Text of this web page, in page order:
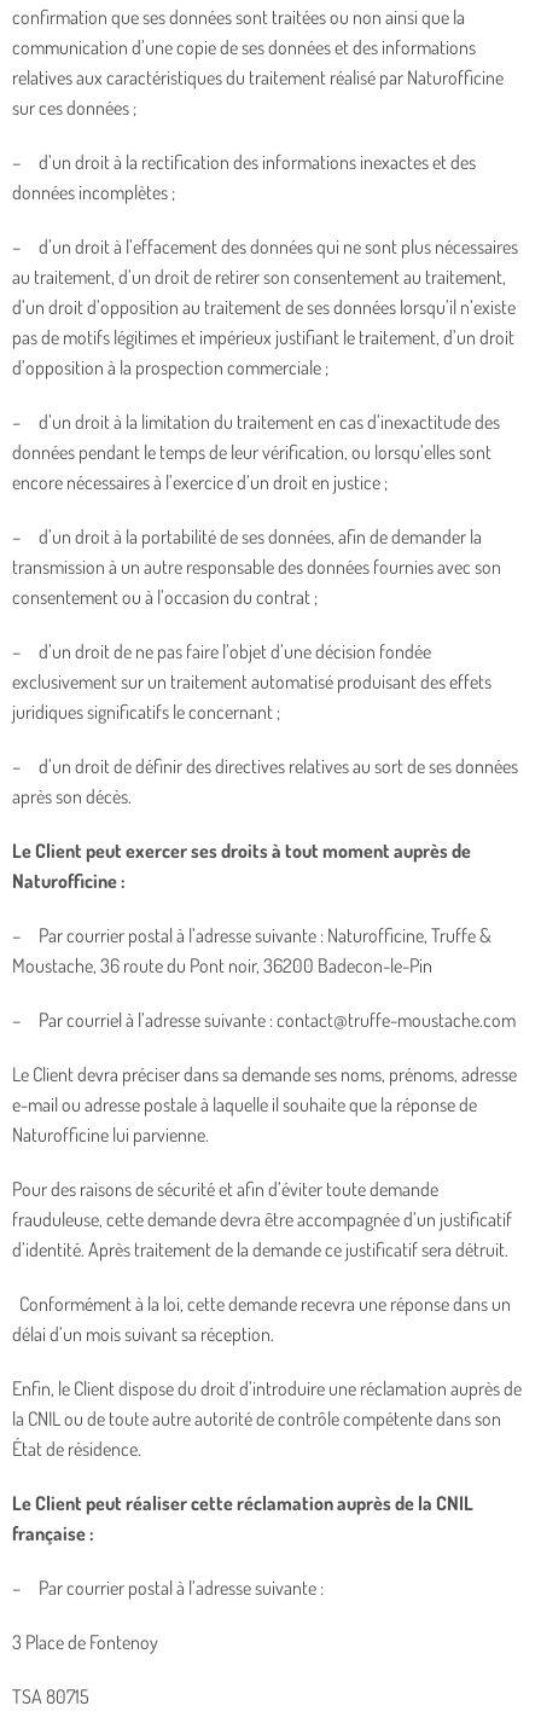
confirmation que ses données sont traitées ou non ainsi que la
communication d’une copie de ses données et des informations
relatives aux caractéristiques du traitement réalisé par Naturofficine
sur ces données ;
– d’un droit à la rectification des informations inexactes et des
données incomplètes ;
– d’un droit à l’effacement des données qui ne sont plus nécessaires
au traitement, d’un droit de retirer son consentement au traitement,
d’un droit d’opposition au traitement de ses données lorsqu’il n’existe
pas de motifs légitimes et impérieux justifiant le traitement, d’un droit
d’opposition à la prospection commerciale ;
– d’un droit à la limitation du traitement en cas d’inexactitude des
données pendant le temps de leur vérification, ou lorsqu’elles sont
encore nécessaires à l’exercice d’un droit en justice ;
– d’un droit à la portabilité de ses données, afin de demander la
transmission à un autre responsable des données fournies avec son
consentement ou à l’occasion du contrat ;
– d’un droit de ne pas faire l’objet d’une décision fondée
exclusivement sur un traitement automatisé produisant des effets
juridiques significatifs le concernant ;
– d’un droit de définir des directives relatives au sort de ses données
après son décès.
Le Client peut exercer ses droits à tout moment auprès de
Naturofficine :
– Par courrier postal à l’adresse suivante : Naturofficine, Truffe &
Moustache, 36 route du Pont noir, 36200 Badecon-le-Pin
– Par courriel à l’adresse suivante : contact@truffe-moustache.com
Le Client devra préciser dans sa demande ses noms, prénoms, adresse
e-mail ou adresse postale à laquelle il souhaite que la réponse de
Naturofficine lui parvienne.
Pour des raisons de sécurité et afin d’éviter toute demande
frauduleuse, cette demande devra être accompagnée d’un justificatif
d’identité. Après traitement de la demande ce justificatif sera détruit.
Conformément à la loi, cette demande recevra une réponse dans un
délai d’un mois suivant sa réception.
Enfin, le Client dispose du droit d’introduire une réclamation auprès de
la CNIL ou de toute autre autorité de contrôle compétente dans son
État de résidence.
Le Client peut réaliser cette réclamation auprès de la CNIL
française :
– Par courrier postal à l’adresse suivante :
3 Place de Fontenoy
TSA 80715